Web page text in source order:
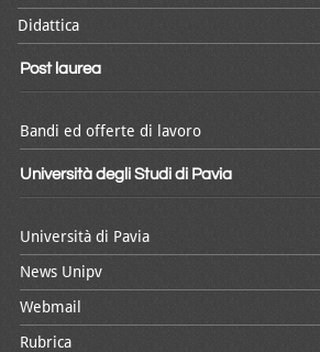
Didattica
Post laurea
Bandi ed offerte di lavoro
Università degli Studi di Pavia
Università di Pavia
News Unipv
Webmail
Rubrica